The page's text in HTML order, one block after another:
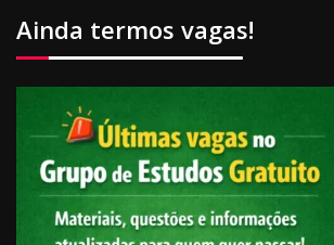
Ainda termos vagas!